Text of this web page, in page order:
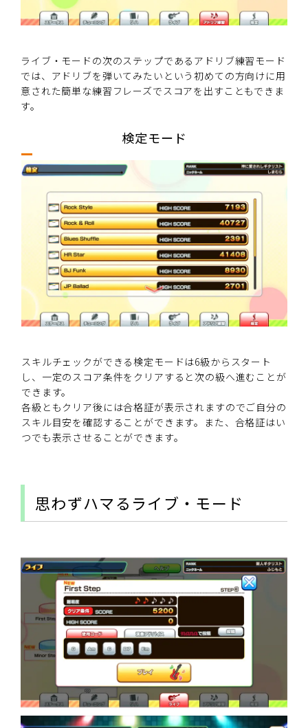
ライブ・モードの次のステップであるアドリブ練習モード
では、アドリブを弾いてみたいという初めての方向けに用
意された簡単な練習フレーズでスコアを出すこともできま
す。
検定モード
スキルチェックができる検定モードは6級からスタート
し、一定のスコア条件をクリアすると次の級へ進むことが
できます。
各級ともクリア後には合格証が表示されますのでご自分の
スキル目安を確認することができます。また、合格証はい
つでも表示させることができます。
思わずハマるライブ・モード